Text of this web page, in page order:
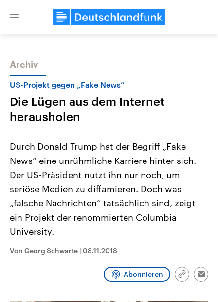
Close
Themen
Landtagswahl Sachsen-Anhalt
2026
Alle Informationen
Sachsen-Anhalt wählt am 6.
September 2026 einen neuen
Landtag. Seit 2021 wird das
Bundesland von einer Koalition aus
CDU, SPD und FDP regiert.-
Umfragen, Prognosen,
und Hintergründe zu den Parteien
und Kandidaten der anstehenden
Aktuelle Beiträge,
Hintergründe
Wirtschaftlich und
gehören die Vereinigten
den mächtigsten Ländern
mit großem Einfluss auf
Sendungen Programm
Archiv
US-Projekt gegen „Fake News“
Die Lügen aus dem Internet
herausholen
Durch Donald Trump hat der Begriff „Fake
News“ eine unrühmliche Karriere hinter sich.
Der US-Präsident nutzt ihn nur noch, um
seriöse Medien zu diffamieren. Doch was
„falsche Nachrichten“ tatsächlich sind, zeigt
ein Projekt der renommierten Columbia
University.
Von Georg Schwarte | 08.11.2018
Abonnieren
Link